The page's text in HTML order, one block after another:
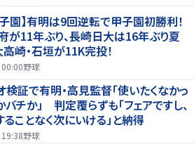
園】有明は9回逆転で甲子園初勝利！
が11年ぶり、長崎日大は16年ぶり夏
崎・石垣が11K完投！
野球
検証で有明・高見監督「使いたくなかっ
チか」 判定覆らずも「フェアですし、
ことなく次にいける」と納得
野球